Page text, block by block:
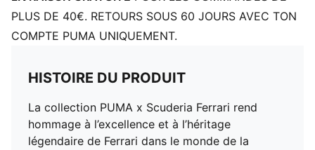
PLUS DE 40€. RETOURS SOUS 60 JOURS AVEC TON
COMPTE PUMA UNIQUEMENT.
HISTOIRE DU PRODUIT
La collection PUMA x Scuderia Ferrari rend
hommage à l’excellence et à l’héritage
légendaire de Ferrari dans le monde de la